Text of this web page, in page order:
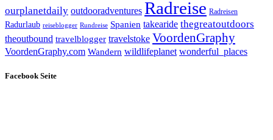
ourplanetdaily outdooradventures Radreise Radreisen
Radurlaub reiseblogger Rundreise Spanien takearide thegreatoutdoors
theoutbound travelblogger travelstoke VoordenGraphy
VoordenGraphy.com Wandern wildlifeplanet wonderful_places
Facebook Seite